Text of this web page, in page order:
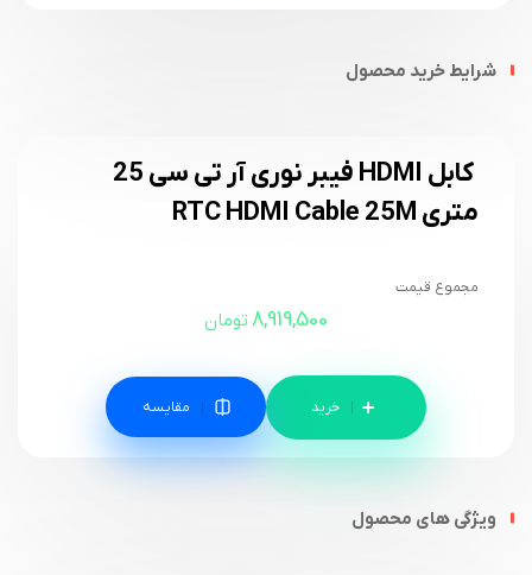
شرایط خرید محصول
کابل HDMI فیبر نوری آر تی سی 25
متری RTC HDMI Cable 25M
مجموع قیمت
8,919,500 تومان
مقایسه
ویژگی های محصول